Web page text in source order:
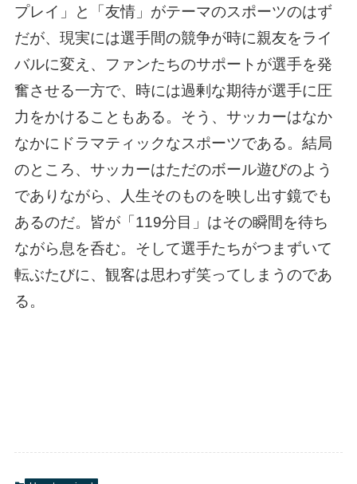
プレイ」と「友情」がテーマのスポーツのはず
だが、現実には選手間の競争が時に親友をライ
バルに変え、ファンたちのサポートが選手を発
奮させる一方で、時には過剰な期待が選手に圧
力をかけることもある。そう、サッカーはなか
なかにドラマティックなスポーツである。結局
のところ、サッカーはただのボール遊びのよう
でありながら、人生そのものを映し出す鏡でも
あるのだ。皆が「119分目」はその瞬間を待ち
ながら息を呑む。そして選手たちがつまずいて
転ぶたびに、観客は思わず笑ってしまうのであ
る。